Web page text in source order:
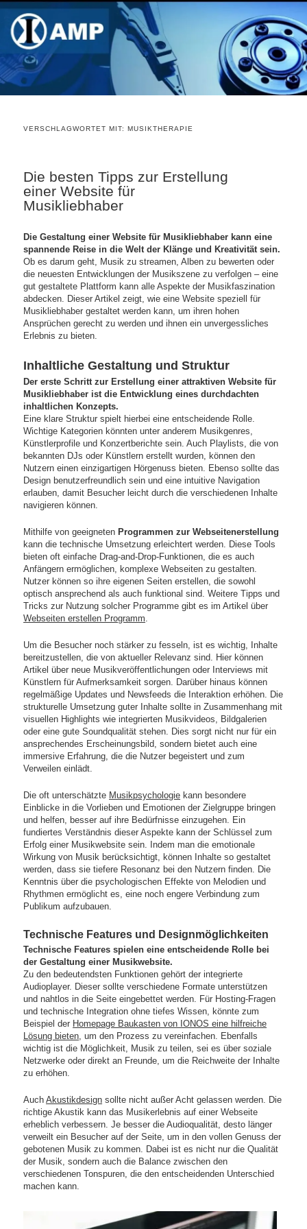
VERSCHLAGWORTET MIT:MUSIKTHERAPIE
Die besten Tipps zur Erstellung
einer Website für
Musikliebhaber
Die Gestaltung einer Website für Musikliebhaber kann eine
spannende Reise in die Welt der Klänge und Kreativität sein.
Ob es darum geht, Musik zu streamen, Alben zu bewerten oder
die neuesten Entwicklungen der Musikszene zu verfolgen – eine
gut gestaltete Plattform kann alle Aspekte der Musikfaszination
abdecken. Dieser Artikel zeigt, wie eine Website speziell für
Musikliebhaber gestaltet werden kann, um ihren hohen
Ansprüchen gerecht zu werden und ihnen ein unvergessliches
Erlebnis zu bieten.
Inhaltliche Gestaltung und Struktur
Der erste Schritt zur Erstellung einer attraktiven Website für
Musikliebhaber ist die Entwicklung eines durchdachten
inhaltlichen Konzepts.
Eine klare Struktur spielt hierbei eine entscheidende Rolle.
Wichtige Kategorien könnten unter anderem Musikgenres,
Künstlerprofile und Konzertberichte sein. Auch Playlists, die von
bekannten DJs oder Künstlern erstellt wurden, können den
Nutzern einen einzigartigen Hörgenuss bieten. Ebenso sollte das
Design benutzerfreundlich sein und eine intuitive Navigation
erlauben, damit Besucher leicht durch die verschiedenen Inhalte
navigieren können.
Mithilfe von geeigneten Programmen zur Webseitenerstellung
kann die technische Umsetzung erleichtert werden. Diese Tools
bieten oft einfache Drag-and-Drop-Funktionen, die es auch
Anfängern ermöglichen, komplexe Webseiten zu gestalten.
Nutzer können so ihre eigenen Seiten erstellen, die sowohl
optisch ansprechend als auch funktional sind. Weitere Tipps und
Tricks zur Nutzung solcher Programme gibt es im Artikel über
Webseiten erstellen Programm
Um die Besucher noch stärker zu fesseln, ist es wichtig, Inhalte
bereitzustellen, die von aktueller Relevanz sind. Hier können
Artikel über neue Musikveröffentlichungen oder Interviews mit
Künstlern für Aufmerksamkeit sorgen. Darüber hinaus können
regelmäßige Updates und Newsfeeds die Interaktion erhöhen. Die
strukturelle Umsetzung guter Inhalte sollte in Zusammenhang mit
visuellen Highlights wie integrierten Musikvideos, Bildgalerien
oder eine gute Soundqualität stehen. Dies sorgt nicht nur für ein
ansprechendes Erscheinungsbild, sondern bietet auch eine
immersive Erfahrung, die die Nutzer begeistert und zum
Verweilen einlädt.
Die oft unterschätzte Musikpsychologie kann besondere
Einblicke in die Vorlieben und Emotionen der Zielgruppe bringen
und helfen, besser auf ihre Bedürfnisse einzugehen. Ein
fundiertes Verständnis dieser Aspekte kann der Schlüssel zum
Erfolg einer Musikwebsite sein. Indem man die emotionale
Wirkung von Musik berücksichtigt, können Inhalte so gestaltet
werden, dass sie tiefere Resonanz bei den Nutzern finden. Die
Kenntnis über die psychologischen Effekte von Melodien und
Rhythmen ermöglicht es, eine noch engere Verbindung zum
Publikum aufzubauen.
Technische Features und Designmöglichkeiten
Technische Features spielen eine entscheidende Rolle bei
der Gestaltung einer Musikwebsite.
Zu den bedeutendsten Funktionen gehört der integrierte
Audioplayer. Dieser sollte verschiedene Formate unterstützen
und nahtlos in die Seite eingebettet werden. Für Hosting-Fragen
und technische Integration ohne tiefes Wissen, könnte zum
Beispiel der Homepage Baukasten von IONOS eine hilfreiche
Lösung bieten, um den Prozess zu vereinfachen. Ebenfalls
wichtig ist die Möglichkeit, Musik zu teilen, sei es über soziale
Netzwerke oder direkt an Freunde, um die Reichweite der Inhalte
zu erhöhen.
AuchAkustikdesign sollte nicht außer Acht gelassen werden. Die
richtige Akustik kann das Musikerlebnis auf einer Webseite
erheblich verbessern. Je besser die Audioqualität, desto länger
verweilt ein Besucher auf der Seite, um in den vollen Genuss der
gebotenen Musik zu kommen. Dabei ist es nicht nur die Qualität
der Musik, sondern auch die Balance zwischen den
verschiedenen Tonspuren, die den entscheidenden Unterschied
machen kann.